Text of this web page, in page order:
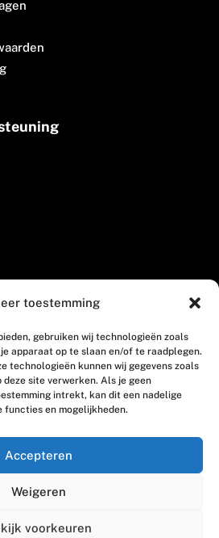
toestemming
gebruiken wij technologieën zoals
apparaat op te slaan en/of te raadplegen.
technologieën kunnen wij gegevens zoals
site verwerken. Als je geen
intrekt, kan dit een nadelige
functies en mogelijkheden.
Accepteren
Weigeren
voorkeuren